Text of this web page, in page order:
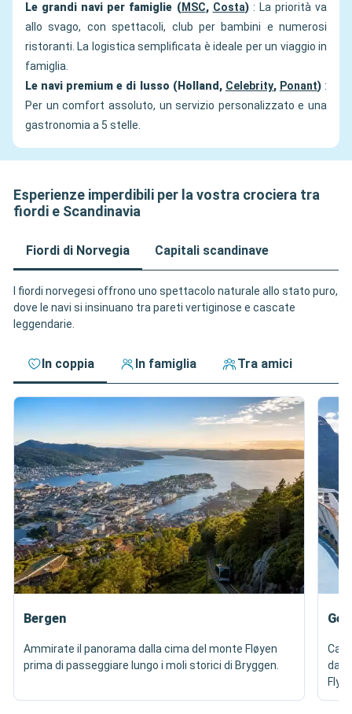
Le grandi navi per famiglie (MSC, Costa): La priorità va
allo svago, con spettacoli, club per bambini e numerosi
ristoranti. La logistica semplificata è ideale per un viaggio in
famiglia.
Le navi premium e di lusso (Holland, Celebrity, Ponant):
Per un comfort assoluto, un servizio personalizzato e una
gastronomia a 5 stelle.
Esperienze imperdibili per la vostra crociera tra
fiordi e Scandinavia
Fiordi di Norvegia Capitali scandinave
I fiordi norvegesi offrono uno spettacolo naturale allo stato puro,
dove le navi si insinuano tra pareti vertiginose e cascate
leggendarie.
In coppia In famiglia Tra amici
Bergen
Ammirate il panorama dalla cima del monte Fløyen
prima di passeggiare lungo i moli storici di Bryggen.
dal